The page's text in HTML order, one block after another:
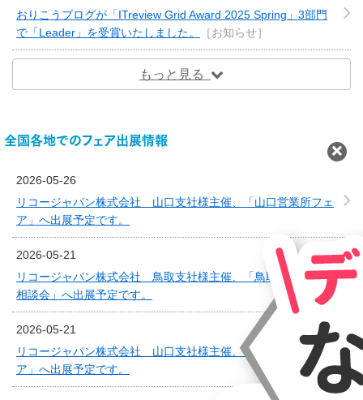
おりこうブログが「ITreview Grid Award 2025 Spring」3部門
で「Leader」を受賞いたしました。
［お知らせ］
もっと見る
全国各地でのフェア出展情報
2026-05-26
リコージャパン株式会社 山口支社様主催、「山口営業所フェ
ア」へ出展予定です。
2026-05-21
リコージャパン株式会社 鳥取支社様主催、「鳥取営業所 AI
相談会」へ出展予定です。
2026-05-21
リコージャパン株式会社 山口支社様主催、「下関営業所フェ
ア」へ出展予定です。